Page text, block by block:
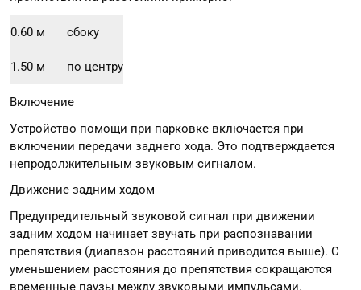
0.60 м сбоку
1.50 м по центру
Включение
Устройство помощи при парковке включается при
включении передачи заднего хода. Это подтверждается
непродолжительным звуковым сигналом.
Движение задним ходом
Предупредительный звуковой сигнал при движении
задним ходом начинает звучать при распознавании
препятствия (диапазон расстояний приводится выше). С
уменьшением расстояния до препятствия сокращаются
временные паузы между звуковыми импульсами.